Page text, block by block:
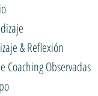
& Reflexión
Coaching Observadas